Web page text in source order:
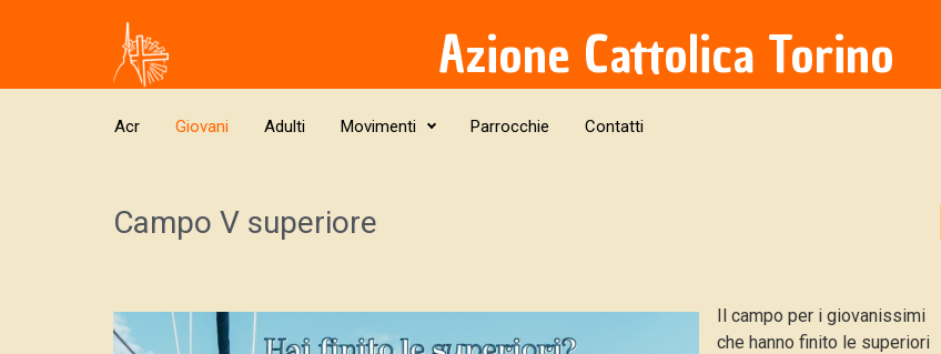
Skip to main content Azione Cattolica Torino
Acr Giovani Adulti Movimenti Parrocchie Contatti
Campo V superiore
Il campo per i giovanissimi
che hanno finito le superiori